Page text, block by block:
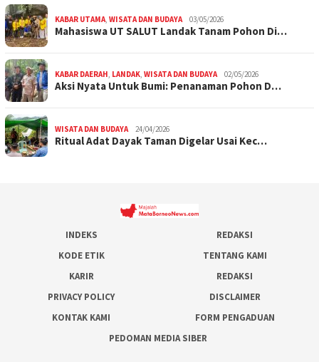
KABAR UTAMA, WISATA DAN BUDAYA 03/05/2026
Mahasiswa UT SALUT Landak Tanam Pohon Di…
KABAR DAERAH, LANDAK, WISATA DAN BUDAYA 02/05/2026
Aksi Nyata Untuk Bumi: Penanaman Pohon D…
WISATA DAN BUDAYA 24/04/2026
Ritual Adat Dayak Taman Digelar Usai Kec…
INDEKS
REDAKSI
KODE ETIK
TENTANG KAMI
KARIR
REDAKSI
PRIVACY POLICY
DISCLAIMER
KONTAK KAMI
FORM PENGADUAN
PEDOMAN MEDIA SIBER